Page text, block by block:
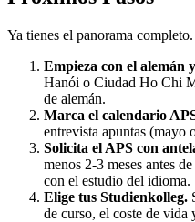
Ya tienes el panorama
Empieza con el alemán
Hanói o Ciudad Ho Chi
de alemán.
Marca el calendario
entrevista apuntas (mayo
Solicita el APS con
menos 2-3 meses antes
con el estudio del idioma.
Elige tus Studienkolleg.
de curso, el coste de vida